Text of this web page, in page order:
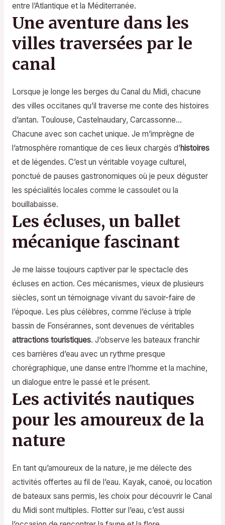
entre l’Atlantique et la Méditerranée.
Une aventure dans les
villes traversées par le
canal
Lorsque je longe les berges du Canal du Midi, chacune
des villes occitanes qu’il traverse me conte des histoires
d’antan. Toulouse, Castelnaudary, Carcassonne…
Chacune avec son cachet unique. Je m’imprègne de
l’atmosphère romantique de ces lieux chargés d’histoires
et de légendes. C’est un véritable voyage culturel,
ponctué de pauses gastronomiques où je peux déguster
les spécialités locales comme le cassoulet ou la
bouillabaisse.
Les écluses, un ballet
mécanique fascinant
Je me laisse toujours captiver par le spectacle des
écluses en action. Ces mécanismes, vieux de plusieurs
siècles, sont un témoignage vivant du savoir-faire de
l’époque. Les plus célèbres, comme l’écluse à triple
bassin de Fonsérannes, sont devenues de véritables
attractions touristiques. J’observe les bateaux franchir
ces barrières d’eau avec un rythme presque
chorégraphique, une danse entre l’homme et la machine,
un dialogue entre le passé et le présent.
Les activités nautiques
pour les amoureux de la
nature
En tant qu’amoureux de la nature, je me délecte des
activités offertes au fil de l’eau. Kayak, canoë, ou location
de bateaux sans permis, les choix pour découvrir le Canal
du Midi sont multiples. Flotter sur l’eau, c’est aussi